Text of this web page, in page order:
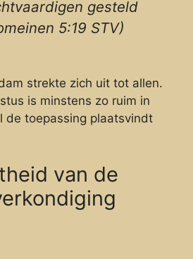
gesteld
5:19 STV)
strekte zich uit tot allen.
is minstens zo ruim in
de toepassing plaatsvindt
van de